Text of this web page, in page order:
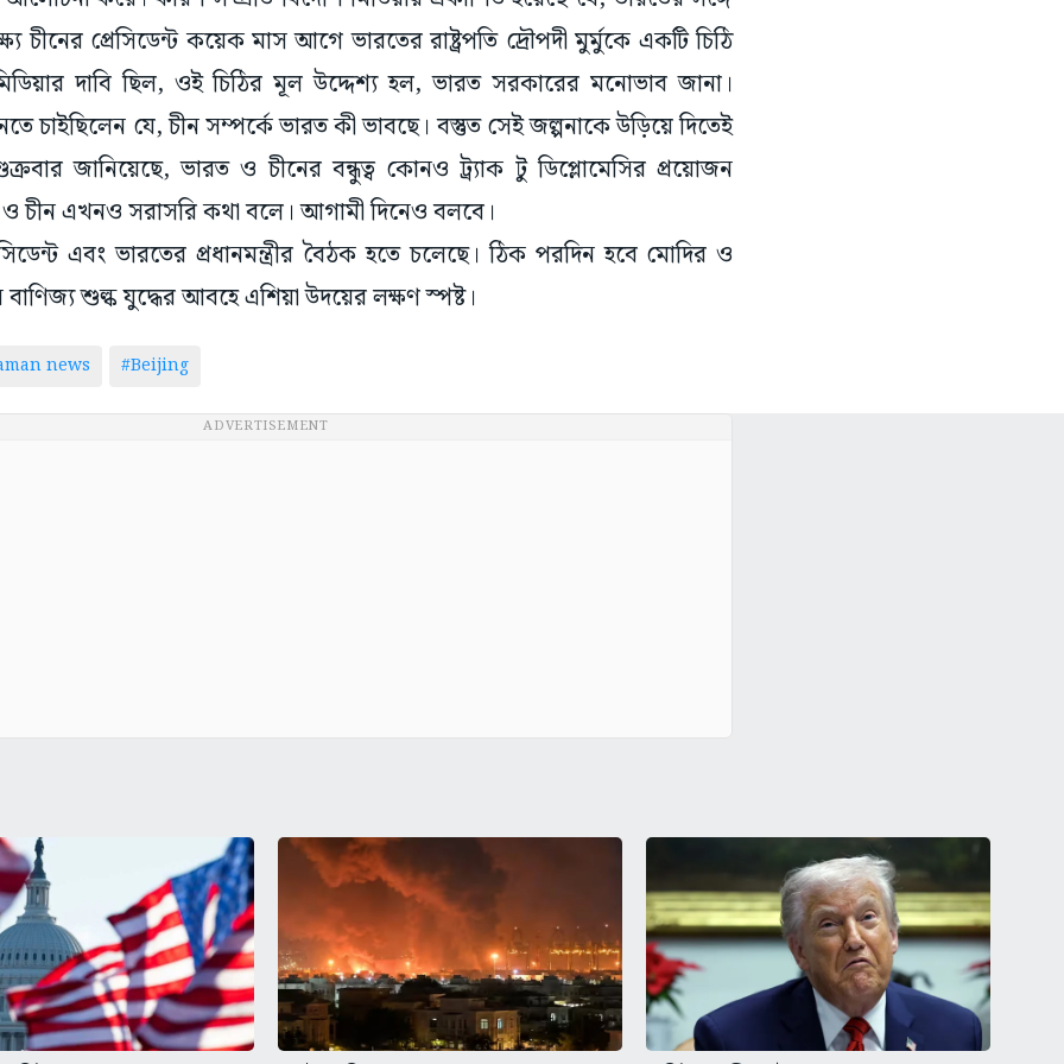
চীনের প্রেসিডেন্ট কয়েক মাস আগে ভারতের রাষ্ট্রপতি দ্রৌপদী মুর্মুকে একটি চিঠি
দাবি ছিল, ওই চিঠির মূল উদ্দেশ্য হল, ভারত সরকারের মনোভাব জানা।
চাইছিলেন যে, চীন সম্পর্কে ভারত কী ভাবছে। বস্তুত সেই জল্পনাকে উড়িয়ে দিতেই
জানিয়েছে, ভারত ও চীনের বন্ধুত্ব কোনও ট্র্যাক টু ডিপ্লোমেসির প্রয়োজন
চীন এখনও সরাসরি কথা বলে। আগামী দিনেও বলবে।
এবং ভারতের প্রধানমন্ত্রীর বৈঠক হতে চলেছে। ঠিক পরদিন হবে মোদির ও
শুল্ক যুদ্ধের আবহে এশিয়া উদয়ের লক্ষণ স্পষ্ট।
news #Beijing
ADVERTISEMENT